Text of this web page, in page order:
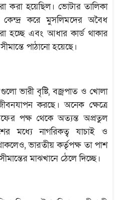
করা হয়েছিল। ভোটার তালিকা
করে মুসলিমদের অবৈধ
হচ্ছে এবং আধার কার্ড থাকার
পাঠানো হয়েছে।
ভারী বৃষ্টি, বজ্রপাত ও খোলা
করছে। অনেক ক্ষেত্রে
পক্ষ থেকে অত্যন্ত অপ্রতুল
মধ্যে নাগরিকত্ব যাচাই ও
থাকলেও, ভারতীয় কর্তৃপক্ষ তা পাশ
মাঝখানে ঠেলে দিচ্ছে।